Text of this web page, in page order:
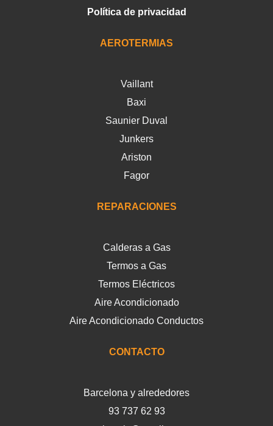
Política de privacidad
AEROTERMIAS
Vaillant
Baxi
Saunier Duval
Junkers
Ariston
Fagor
REPARACIONES
Calderas a Gas
Termos a Gas
Termos Eléctricos
Aire Acondicionado
Aire Acondicionado Conductos
CONTACTO
Barcelona y alrededores
93 737 62 93